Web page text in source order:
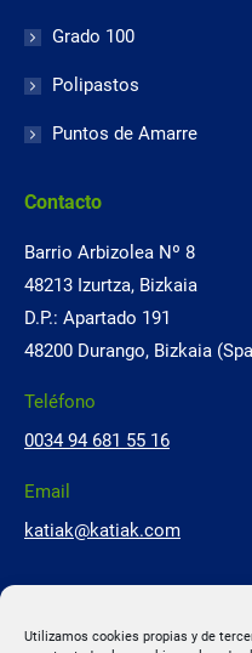
Utilizamos cookies propias y de
Grado 100
Polipastos
Puntos de Amarre
Contacto
Barrio Arbizolea Nº 8
48213 Izurtza, Bizkaia
D.P.: Apartado 191
48200 Durango, Bizkaia
Teléfono
0034 94 681 55 16
Email
katiak@katiak.com